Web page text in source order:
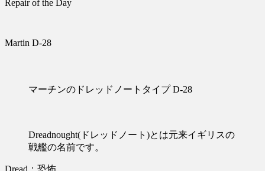
Repair of the Day
Martin D-28
マーチンのドレッドノートタイプ D-28
Dreadnought(ドレッドノート)とは元来イギリスの
戦艦の名前です。
Dread：恐怖